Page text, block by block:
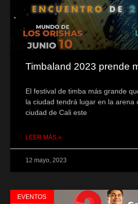
Timbaland 2023 prende
El festival de timba más grande
la ciudad tendrá lugar en la arena
ciudad de Cali este
LEER MÁS »
12 mayo, 2023
EVENTOS